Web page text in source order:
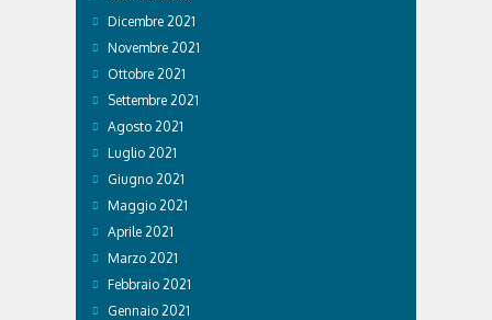
Dicembre 2021
Novembre 2021
Ottobre 2021
Settembre 2021
Agosto 2021
Luglio 2021
Giugno 2021
Maggio 2021
Aprile 2021
Marzo 2021
Febbraio 2021
Gennaio 2021